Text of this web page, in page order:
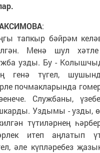
:
тапкыр бәйрәм
Менә шул
узды. Бу -
генә түгел,
почмакларында
Службаны,
Уздымы - узды,
түтиләрнең
итеп аңлатып
әле күпләребез